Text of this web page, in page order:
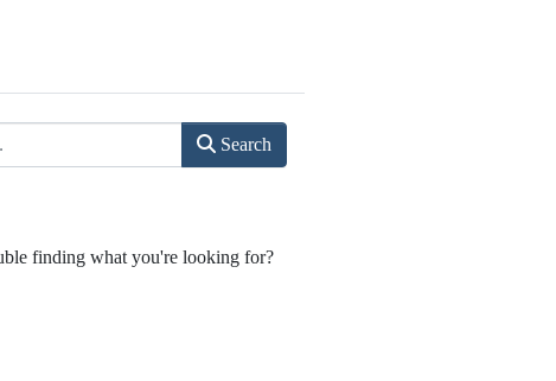
Search
finding what you're looking for?